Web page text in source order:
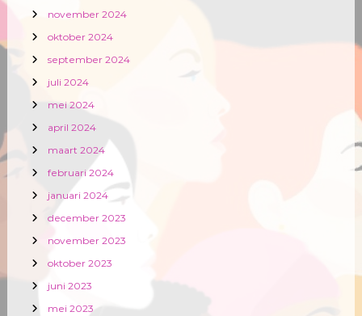
november 2024
oktober 2024
september 2024
juli 2024
mei 2024
april 2024
maart 2024
februari 2024
januari 2024
december 2023
november 2023
oktober 2023
juni 2023
mei 2023